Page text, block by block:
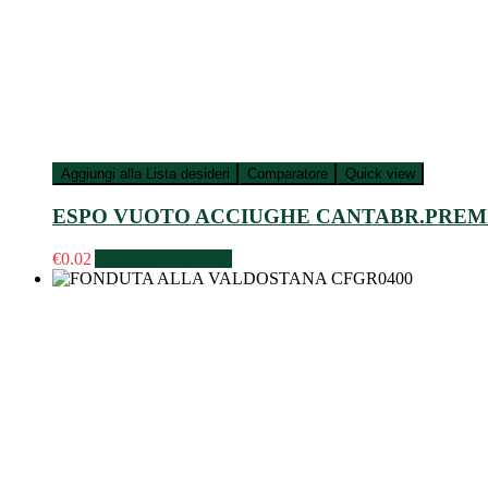
Aggiungi alla Lista desideri Comparatore Quick view
ESPO VUOTO ACCIUGHE
€0.02